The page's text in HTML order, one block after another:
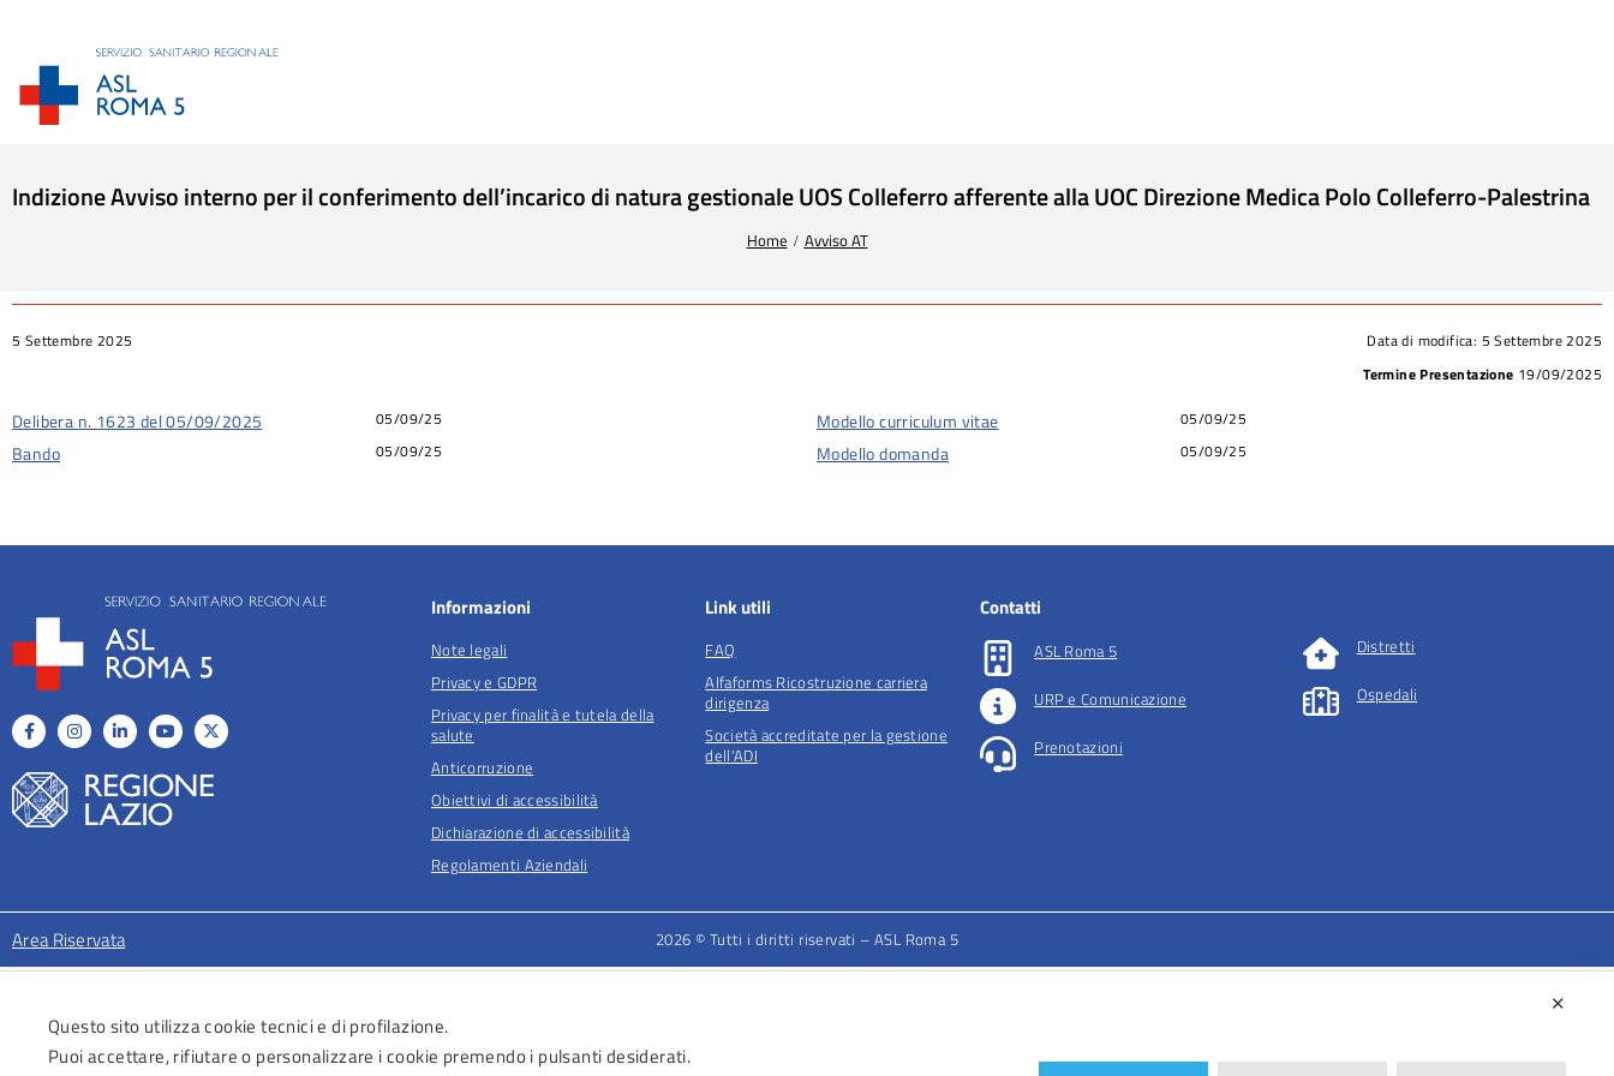
Indizione Avviso interno per il conferimento dell’incarico di natura gestionale UOS Colleferro afferente alla UOC Direzione Medica Polo Colleferro-Palestrina
Home Avviso AT
Data di modifica: 5 Settembre 2025
5 Settembre 2025
Termine Presentazione 19/09/2025
Delibera n. 1623 del 05/09/2025 05/09/25
Bando 05/09/25
Modello curriculum vitae 05/09/25
Modello domanda 05/09/25
Informazioni
Note legali
Privacy e GDPR
Privacy per finalità e tutela della
salute
Anticorruzione
Obiettivi di accessibilità
Dichiarazione di accessibilità
Regolamenti Aziendali
Link utili
FAQ
Alfaforms Ricostruzione carriera
dirigenza
Società accreditate per la gestione
dell'ADI
Contatti
ASL Roma 5
URP e Comunicazione
Prenotazioni
Distretti
Ospedali
Area Riservata 2026 © Tutti i diritti riservati – ASL Roma 5
✕
Questo sito utilizza cookie tecnici e di profilazione.
Puoi accettare, rifiutare o personalizzare i cookie premendo i pulsanti desiderati.